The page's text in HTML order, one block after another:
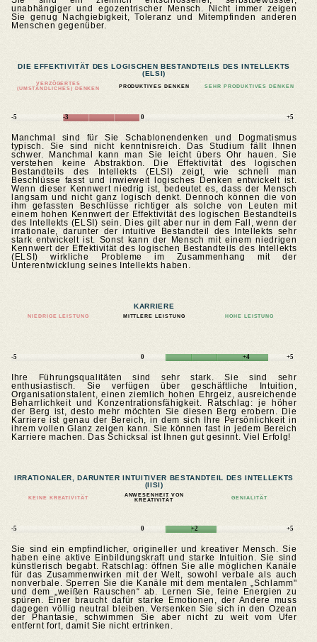
unabhängiger und egozentrischer Mensch. Nicht immer zeigen
Sie genug Nachgiebigkeit, Toleranz und Mitempfinden anderen
Menschen gegenüber.
DIE EFFEKTIVITÄT DES LOGISCHEN BESTANDTEILS DES INTELLEKTS
(ELSI)
VERZÖGERTES
(UMSTÄNDLICHES) DENKEN
PRODUKTIVES DENKEN SEHR PRODUKTIVES DENKEN
-5 -3 0 +5
Manchmal sind für Sie Schablonendenken und Dogmatismus
typisch. Sie sind nicht kenntnisreich. Das Studium fällt Ihnen
schwer. Manchmal kann man Sie leicht übers Ohr hauen. Sie
verstehen keine Abstraktion. Die Effektivität des logischen
Bestandteils des Intellekts (ELSI) zeigt, wie schnell man
Beschlüsse fasst und inwieweit logisches Denken entwickelt ist.
Wenn dieser Kennwert niedrig ist, bedeutet es, dass der Mensch
langsam und nicht ganz logisch denkt. Dennoch können die von
ihm gefassten Beschlüsse richtiger als solche von Leuten mit
einem hohen Kennwert der Effektivität des logischen Bestandteils
des Intellekts (ELSI) sein. Dies gilt aber nur in dem Fall, wenn der
irrationale, darunter der intuitive Bestandteil des Intellekts sehr
stark entwickelt ist. Sonst kann der Mensch mit einem niedrigen
Kennwert der Effektivität des logischen Bestandteils des Intellekts
(ELSI) wirkliche Probleme im Zusammenhang mit der
Unterentwicklung seines Intellekts haben.
KARRIERE
NIEDRIGE LEISTUNG MITTLERE LEISTUNG HOHE LEISTUNG
-5 0 +4 +5
Ihre Führungsqualitäten sind sehr stark. Sie sind sehr
enthusiastisch. Sie verfügen über geschäftliche Intuition,
Organisationstalent, einen ziemlich hohen Ehrgeiz, ausreichende
Beharrlichkeit und Konzentrationsfähigkeit. Ratschlag: je höher
der Berg ist, desto mehr möchten Sie diesen Berg erobern. Die
Karriere ist genau der Bereich, in dem sich Ihre Persönlichkeit in
ihrem vollen Glanz zeigen kann. Sie können fast in jedem Bereich
Karriere machen. Das Schicksal ist Ihnen gut gesinnt. Viel Erfolg!
IRRATIONALER, DARUNTER INTUITIVER BESTANDTEIL DES INTELLEKTS
(IISI)
KEINE KREATIVITÄT
ANWESENHEIT VON
KREATIVITÄT
GENIALITÄT
-5 0 +2 +5
Sie sind ein empfindlicher, origineller und kreativer Mensch. Sie
haben eine aktive Einbildungskraft und starke Intuition. Sie sind
künstlerisch begabt. Ratschlag: öffnen Sie alle möglichen Kanäle
für das Zusammenwirken mit der Welt, sowohl verbale als auch
nonverbale. Sperren Sie die Kanäle mit dem mentalen „Schlamm"
und dem „weißen Rauschen“ ab. Lernen Sie, feine Energien zu
spüren. Einer braucht dafür starke Emotionen, der Andere muss
dagegen völlig neutral bleiben. Versenken Sie sich in den Ozean
der Phantasie, schwimmen Sie aber nicht zu weit vom Ufer
entfernt fort, damit Sie nicht ertrinken.